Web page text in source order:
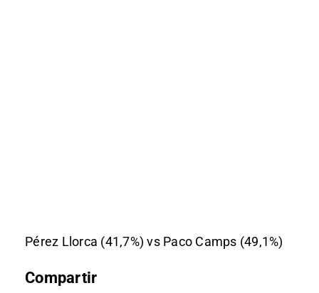
Pérez Llorca (41,7%) vs Paco Camps (49,1%)
Compartir